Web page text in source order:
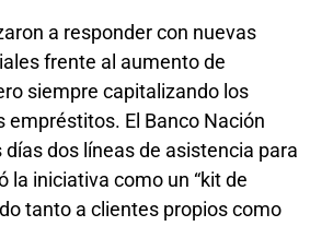
a responder con nuevas
frente al aumento de
siempre capitalizando los
empréstitos. El Banco Nación
días dos líneas de asistencia para
la iniciativa como un “kit de
tanto a clientes propios como